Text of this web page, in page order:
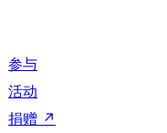
参与
活动
捐赠 ↗